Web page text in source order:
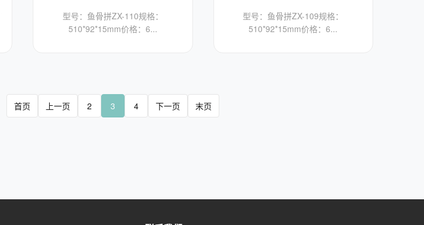
型号：鱼骨拼ZX-110规格：
510*92*15mm价格：6...
型号：鱼骨拼ZX-109规格：
510*92*15mm价格：6...
首页 上一页 2 3 4 下一页 末页